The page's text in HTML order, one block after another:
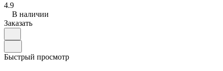
4.9
В наличии
Заказать
Быстрый просмотр